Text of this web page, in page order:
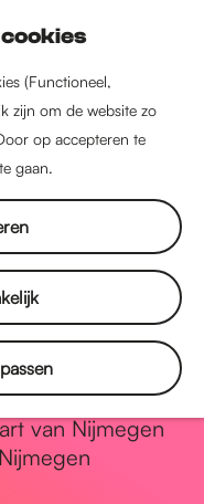
(Functioneel,
zijn om de website zo
op accepteren te
gaan.
Nieuw-West
Oud-West
stad van
tijdlijn
Limes
Nijmegen Penning
van Nijmegen